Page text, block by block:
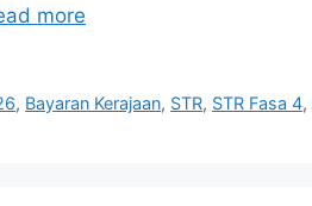
more
, Bayaran Kerajaan, STR, STR Fasa 4,